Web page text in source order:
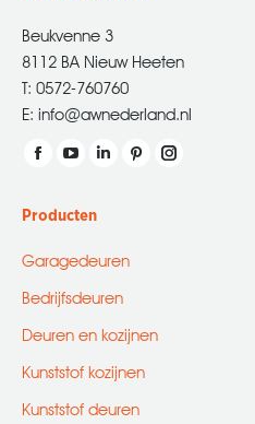
Beukvenne 3
8112 BA Nieuw Heeten
T: 0572-760760
E: info@awnederland.nl
Vind ons op:
opens
window
opens
Producten
Garagedeuren
Bedrijfsdeuren
Deuren en kozijnen
Kunststof kozijnen
Kunststof deuren